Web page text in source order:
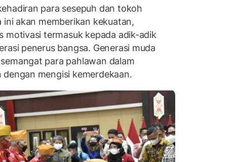
para sesepuh dan tokoh
ini akan memberikan kekuatan,
motivasi termasuk kepada adik-adik
penerus bangsa. Generasi muda
para pahlawan dalam
mengisi kemerdekaan.